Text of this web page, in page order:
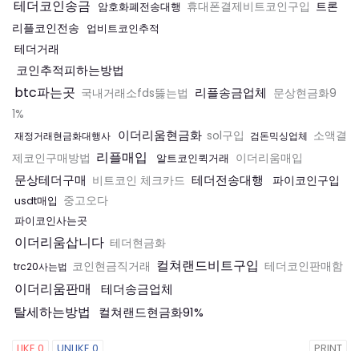
테더코인송금 암호화폐전송대행 휴대폰결제비트코인구입 트론
리플코인전송 업비트코인추적
테더거래
코인추적피하는방법
btc파는곳 국내거래소fds뚫는법 리플송금업체 문상현금화9
1%
재정거래현금화대행사 이더리움현금화 sol구입 검돈믹싱업체 소액결
제코인구매방법 리플매입 알트코인퀵거래 이더리움매입
문상테더구매 비트코인 체크카드 테더전송대행 파이코인구입
usdt매입 중고오다
파이코인사는곳
이더리움삽니다 테더현금화
trc20사는법 코인현금직거래 컬쳐랜드비트구입 테더코인판매함
이더리움판매 테더송금업체
탈세하는방법 컬쳐랜드현금화91%